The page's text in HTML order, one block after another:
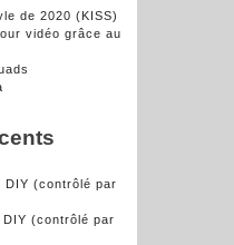
de 2020 (KISS)
vidéo grâce au
DIY (contrôlé par
DIY (contrôlé par